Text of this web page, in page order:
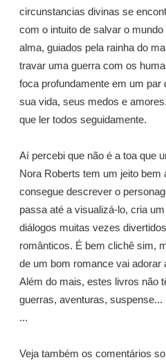
circunstancias divinas se
com o intuito de salvar o
alma, guiados pela rainha do
travar uma guerra com os
foca profundamente em um par
sua vida, seus medos e
que ler todos seguidamente.
Aí percebi que não é a toa que
Nora Roberts tem um jeito bem
consegue descrever o
passa até a visualizá-lo, cria
diálogos muitas vezes
românticos. É bem clichê sim,
de um bom romance vai adorar
Além do mais, estes livros não
guerras, aventuras,
...
Veja também os comentários